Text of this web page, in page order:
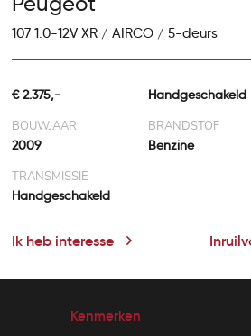
107 1.0-12V XR / AIRCO / 5-deurs
€ 2.375,- Handgeschakeld
BOUWJAAR
2009
BRANDSTOF
Benzine
TRANSMISSIE
Handgeschakeld
Ik heb interesse
Kenmerken